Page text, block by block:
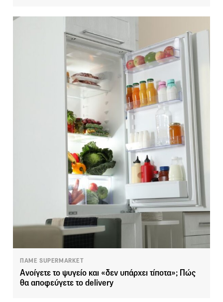
ΠΑΜΕ SUPERMARKET
Ανοίγετε το ψυγείο και «δεν υπάρχει τίποτα»; Πώς
θα αποφεύγετε το delivery